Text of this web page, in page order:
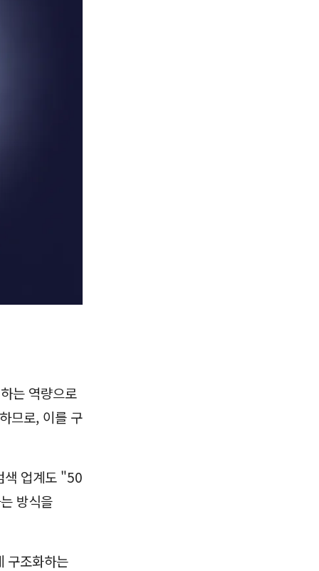
는 역량으로
므로, 이를 구
색 업계도 "50
방식을
구조화하는